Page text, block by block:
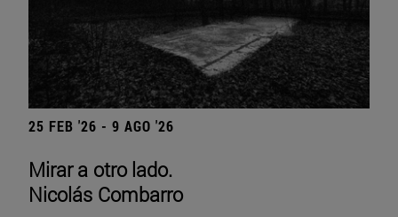
25 FEB '26 - 9 AGO '26
Mirar a otro lado.
Nicolás Combarro